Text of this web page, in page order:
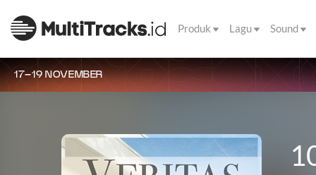
Produk Lagu Sound
17–19 NOVEMBER